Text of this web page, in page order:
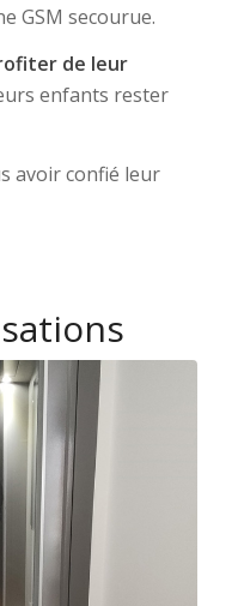
GSM secourue.
de leur
enfants rester
avoir confié leur